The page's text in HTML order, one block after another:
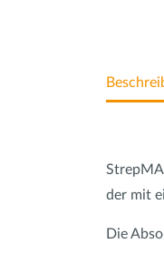
der mit
Die